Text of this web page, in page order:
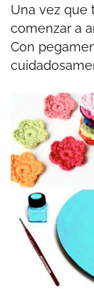
Una vez que
comenzar a
Con